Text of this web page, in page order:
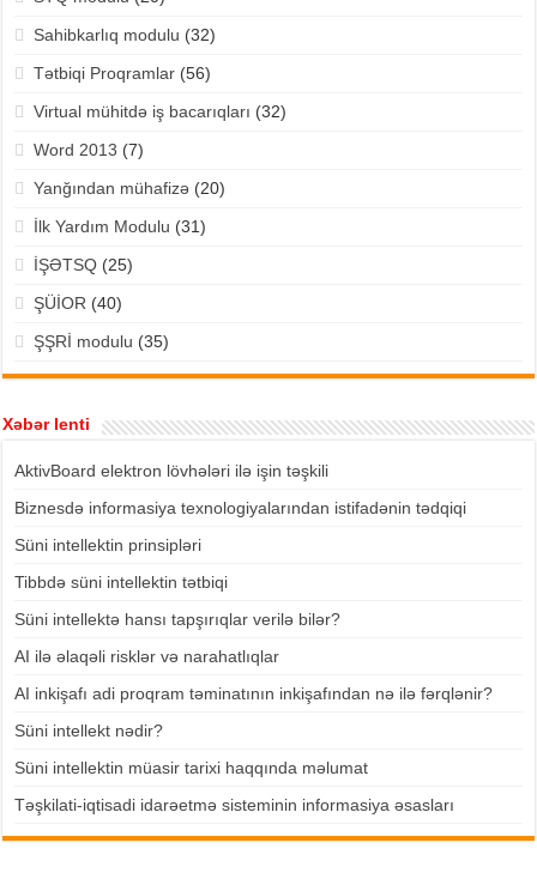
Sahibkarlıq modulu (32)
Tətbiqi Proqramlar(56)
Virtual mühitdə iş bacarıqları (32)
Word 2013 (7)
Yanğından mühafizə(20)
İlk Yardım Modulu (31)
İŞƏTSQ(25)
ŞÜİOR (40)
ŞŞRİ modulu (35)
Xəbər lenti
AktivBoard elektron lövhələri ilə işin təşkili
Biznesdə informasiya texnologiyalarından istifadənin tədqiqi
Süni intellektin prinsipləri
Tibbdə süni intellektin tətbiqi
Süni intellektə hansı tapşırıqlar verilə bilər?
AI ilə əlaqəli risklər və narahatlıqlar
AI inkişafı adi proqram təminatının inkişafından nə ilə fərqlənir?
Süni intellekt nədir?
Süni intellektin müasir tarixi haqqında məlumat
Təşkilati-iqtisadi idarəetmə sisteminin informasiya əsasları